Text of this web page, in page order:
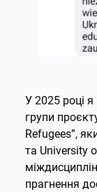
У 2025 році
групи
Refugees”,
та University
прагнення